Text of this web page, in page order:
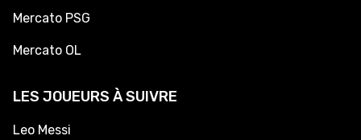
Mercato PSG
Mercato OL
LES JOUEURS À SUIVRE
Leo Messi